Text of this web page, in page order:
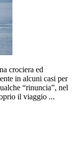
crociera ed
in alcuni casi per
“rinuncia”, nel
il viaggio ...